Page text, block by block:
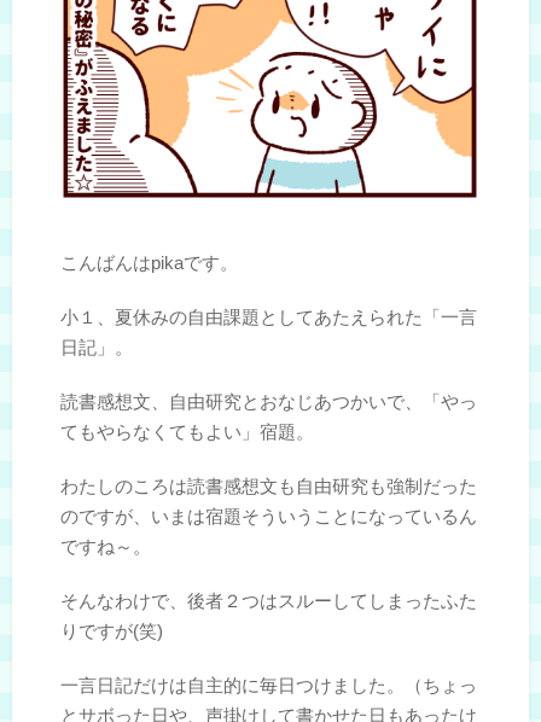
こんばんはpikaです。
小１、夏休みの自由課題としてあたえられた「一言
日記」。
読書感想文、自由研究とおなじあつかいで、「やっ
てもやらなくてもよい」宿題。
わたしのころは読書感想文も自由研究も強制だった
のですが、いまは宿題そういうことになっているん
ですね～。
そんなわけで、後者２つはスルーしてしまったふた
りですが(笑)
一言日記だけは自主的に毎日つけました。（ちょっ
とサボった日や、声掛けして書かせた日もあったけ